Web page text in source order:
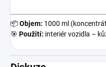
📦Objem: 1000 ml
🎯 Použití: interiér vozidla –